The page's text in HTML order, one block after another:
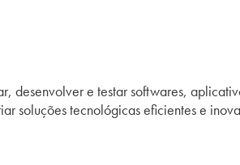
e testar softwares,
soluções tecnológicas eficientes e